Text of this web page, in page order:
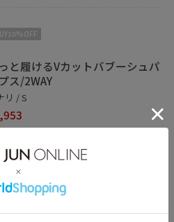
と履けるVカットバブーシュパ
ス/2WAY
リ / S
ズを着用しています。
ルのかしめがさりげなく光り、女性ら
見せてくれます。
ヒールなので長時間履いていても足が
ません。